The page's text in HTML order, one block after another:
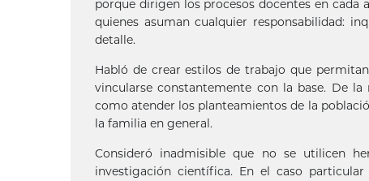
porque dirigen los procesos docentes en cada
quienes asuman cualquier responsabilidad:
detalle.
Habló de crear estilos de trabajo que
vincularse constantemente con la base. De
como atender los planteamientos de la
la familia en general.
Consideró inadmisible que no se utilicen
investigación científica. En el caso